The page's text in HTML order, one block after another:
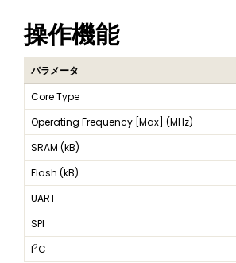
操作機能
パラメータ
Core Type
Operating Frequency [Max] (MHz)
SRAM (kB)
Flash (kB)
UART
SPI
I2C